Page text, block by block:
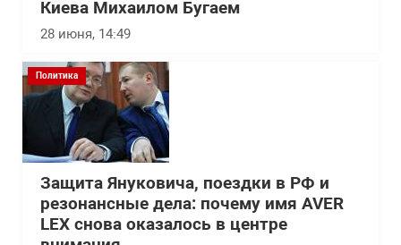
Киева Михаилом Бугаем
28 июня, 14:49
Политика
Защита Януковича, поездки в РФ и
резонансные дела: почему имя AVER
LEX снова оказалось в центре